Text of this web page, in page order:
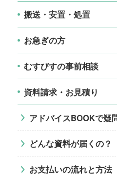
搬送・安置・処置
お急ぎの方
むすびすの事前相談
資料請求・お見積り
アドバイスBOOKで疑
どんな資料が届くの？
お支払いの流れと方法